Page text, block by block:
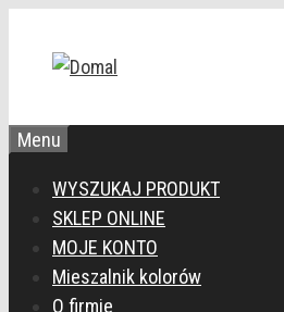
Menu
WYSZUKAJ PRODUKT
SKLEP ONLINE
MOJE KONTO
Mieszalnik kolorów
O firmie